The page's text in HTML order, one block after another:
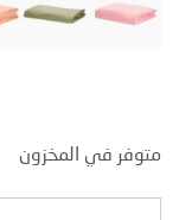
في المخزون